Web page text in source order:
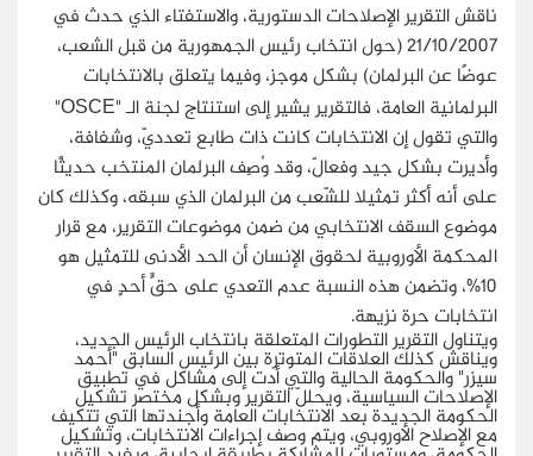
ناقش التقرير الإصلاحات الدستورية، والاستفتاء الذي حدث في
21/10/2007 (حول انتخاب رئيس الجمهورية من قبل الشعب،
عوضًا عن البرلمان) بشكل موجز، وفيما يتعلق بالانتخابات
البرلمانية العامة، فالتقرير يشير إلى استنتاج لجنة الـ "OSCE
"
والتي تقول إن الانتخابات كانت ذات طابع تعدديّ، وشفافة،
وأديرت بشكل جيد وفعالّ، وقد وُصِف البرلمان المنتخب حديثًا
على أنه أكثر تمثيلا للشّعب من البرلمان الذي سبقه، وكذلك كان
موضوع السقف الانتخابي من ضمن موضوعات التقرير، مع قرار
المحكمة الأوروبية لحقوق الإنسان أن الحد الأدنى للتمثيل هو
10%، وتضمن هذه النسبة عدم التعدي على حقٍّ أحدٍ في
انتخابات حرة نزيهة.
ويتناول التقرير التطورات المتعلقة بانتخاب الرئيس الجديد،
ويناقش كذلك العلاقات المتوترة بين الرئيس السابق "أحمد
سيزر" والحكومة الحالية والتي أدت إلى مشاكل في تطبيق
الإصلاحات السياسية، ويحللّ التقرير وبشكل مختصر تشكيل
الحكومة الجديدة بعد الانتخابات العامة وأجندتها التي تتكيف
مع الإصلاح الأوروبي، ويتم وصف إجراءات الانتخابات، وتشكيل